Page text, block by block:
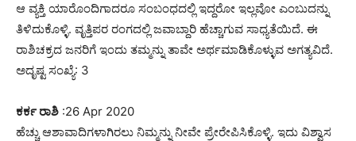
ಆ ವ್ಯಕ್ತಿ ಯಾರೊಂದಿಗಾದರೂ ಸಂಬಂಧದಲ್ಲಿ ಇದ್ದರೋ ಇಲ್ಲವೋ ಎಂಬುದನ್ನು
ತಿಳಿದುಕೊಳ್ಳಿ. ವೃತ್ತಿಪರ ರಂಗದಲ್ಲಿ ಜವಾಬ್ದಾರಿ ಹೆಚ್ಚಾಗುವ ಸಾಧ್ಯತೆಯಿದೆ. ಈ
ರಾಶಿಚಕ್ರದ ಜನರಿಗೆ ಇಂದು ತಮ್ಮನ್ನು ತಾವೇ ಅರ್ಥಮಾಡಿಕೊಳ್ಳುವ ಅಗತ್ಯವಿದೆ.
ಅದೃಷ್ಟ ಸಂಖ್ಯೆ: 3
ಕರ್ಕ ರಾಶಿ :26 Apr 2020
ಹೆಚ್ಚು ಆಶಾವಾದಿಗಳಾಗಿರಲು ನಿಮ್ಮನ್ನು ನೀವೇ ಪ್ರೇರೇಪಿಸಿಕೊಳ್ಳಿ. ಇದು ವಿಶ್ವಾಸ